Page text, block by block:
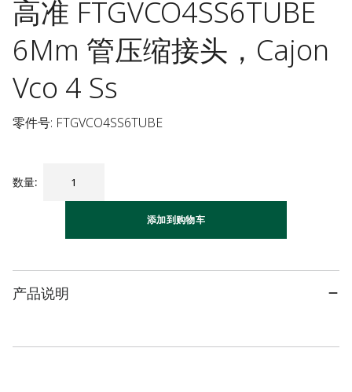
高准 FTGVCO4SS6TUBE
6Mm 管压缩接头，Cajon
Vco 4 Ss
零件号: FTGVCO4SS6TUBE
数量:
添加到购物车
产品说明